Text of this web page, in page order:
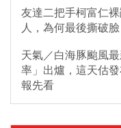
友達二把手柯富仁
人，為何最後撕破
天氣／白海豚颱風
率」出爐，這天估
報先看